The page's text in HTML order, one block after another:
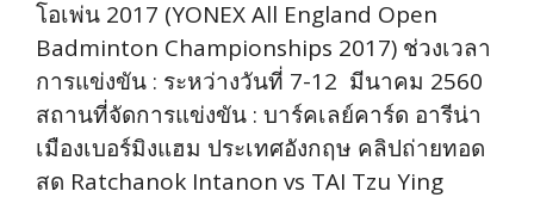
โอเพ่น 2017 (YONEX All England Open
Badminton Championships 2017) ช่วงเวลา
การแข่งขัน : ระหว่างวันที่ 7-12 มีนาคม 2560
สถานที่จัดการแข่งขัน : บาร์คเลย์คาร์ด อารีน่า
เมืองเบอร์มิงแฮม ประเทศอังกฤษ คลิปถ่ายทอด
สด Ratchanok Intanon vs TAI Tzu Ying